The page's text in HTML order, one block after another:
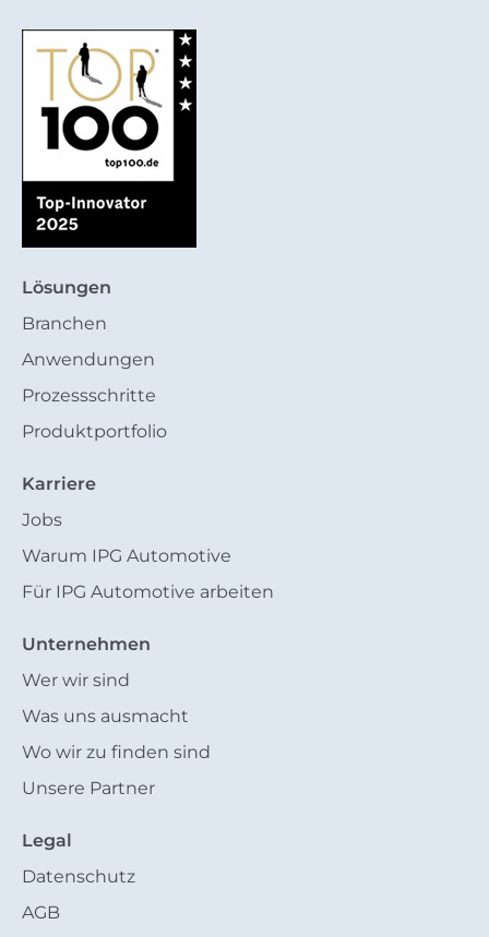
Lösungen
Branchen
Anwendungen
Prozessschritte
Produktportfolio
Karriere
Jobs
Warum IPG Automotive
Für IPG Automotive arbeiten
Unternehmen
Wer wir sind
Was uns ausmacht
Wo wir zu finden sind
Unsere Partner
Legal
Datenschutz
AGB